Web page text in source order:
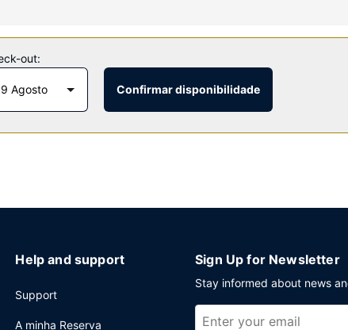
grátis à sua disposição, que opera num raio de 3 milhas,
da melhor forma com um pequeno-almoço continental grátis,
out:
Agosto Confirmar disponibilidade
Help and support
Support
A minha Reserva
Sign Up for Newsletter
Stay informed about news